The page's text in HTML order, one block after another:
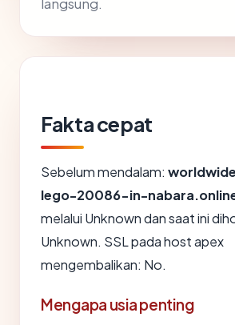
langsung.
Fakta cepat
Sebelum mendalam:
lego-20086-in-
melalui Unknown dan saat ini
Unknown. SSL pada host apex
mengembalikan: No.
Mengapa usia penting